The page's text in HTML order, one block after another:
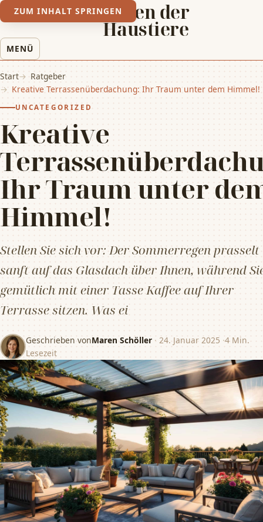
ZUM INHALT SPRINGEN
Leben der
Haustiere
MENÜ
Start
Ratgeber
Kreative Terrassenüberdachung: Ihr Traum unter dem Himmel!
UNCATEGORIZED
Kreative
Ihr Traum unter
Himmel!
Stellen Sie sich vor: Der Sommerregen prasselt
sanft auf das Glasdach über Ihnen, während
gemütlich mit einer Tasse Kaffee auf Ihrer
Terrasse sitzen. Was ei
Geschrieben vonMaren Schöller · 24. Januar 2025 ·4 Min.
Lesezeit